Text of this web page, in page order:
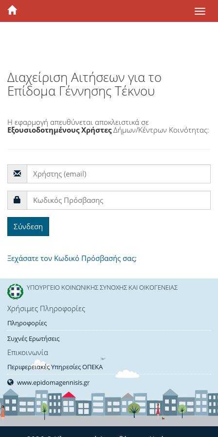
Διαχείριση Αιτήσεων για το
Επίδομα Γέννησης Τέκνου
Η εφαρμογή απευθύνεται αποκλειστικά σε
Εξουσιοδοτημένους ΧρήστεςΔήμων/Κέντρων Κοινότητας:
Ξεχάσατε τον Κωδικό Πρόσβασής σας;
ΥΠΟΥΡΓΕΙΟ ΚΟΙΝΩΝΙΚΗΣ ΣΥΝΟΧΗΣ ΚΑΙ ΟΙΚΟΓΕΝΕΙΑΣ
Χρήσιμες Πληροφορίες
Πληροφορίες
Συχνές Ερωτήσεις
Επικοινωνία
Περιφερειακές Υπηρεσίες ΟΠΕΚΑ
www.epidomagennisis.gr